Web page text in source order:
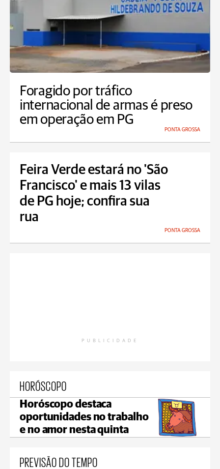
Foragido por tráfico
internacional de armas é preso
em operação em PG
PONTA GROSSA
Feira Verde estará no 'São
Francisco' e mais 13 vilas
de PG hoje; confira sua
rua
PONTA GROSSA
PUBLICIDADE
HORÓSCOPO
Horóscopo destaca
oportunidades no trabalho
e no amor nesta quinta
PREVISÃO DO TEMPO